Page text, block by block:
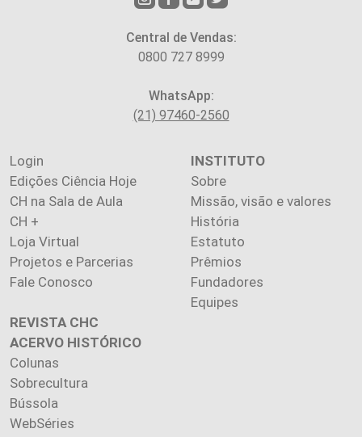
Central de Vendas:
0800 727 8999
WhatsApp:
(21) 97460-2560
Login
Edições Ciência Hoje
CH na Sala de Aula
CH +
Loja Virtual
Projetos e Parcerias
Fale Conosco
INSTITUTO
Sobre
Missão, visão e valores
História
Estatuto
Prêmios
Fundadores
Equipes
REVISTA CHC
ACERVO HISTÓRICO
Colunas
Sobrecultura
Bússola
WebSéries